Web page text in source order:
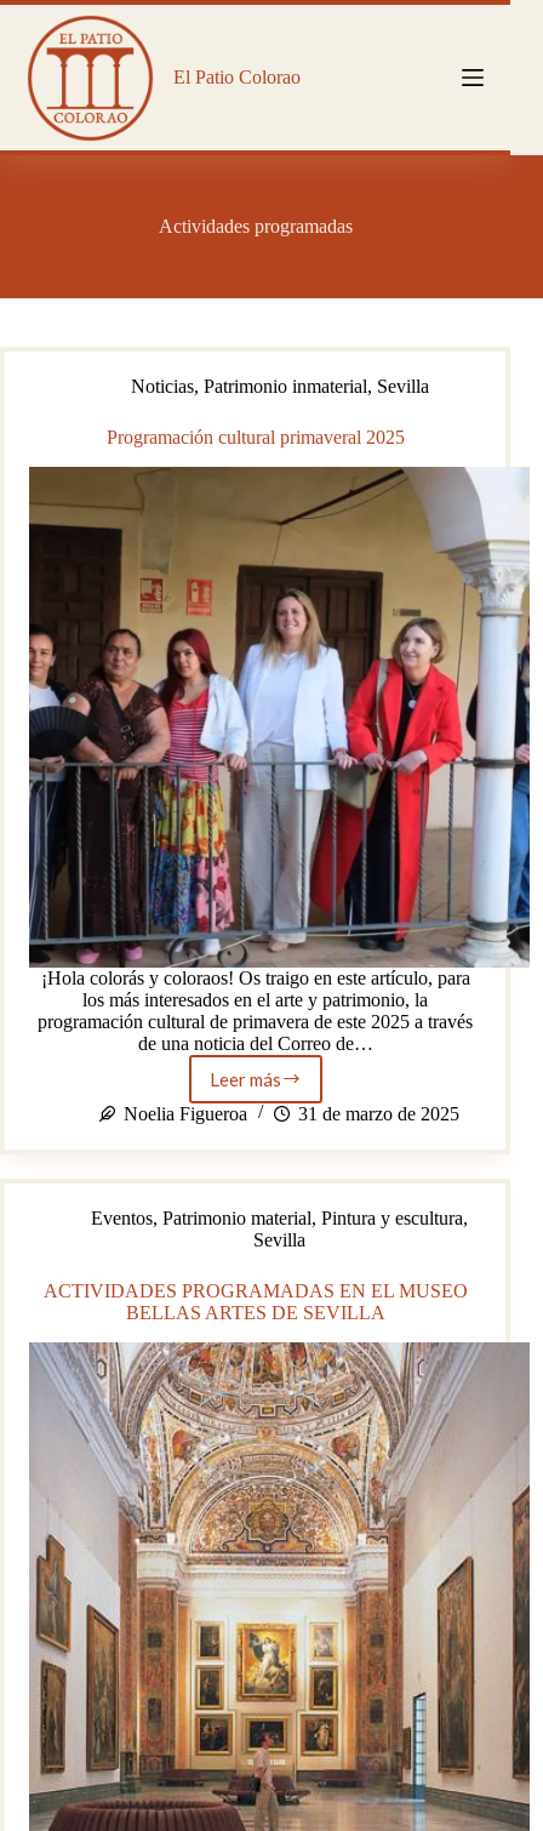
Saltar
contenido
El Patio Colorao
Actividades programadas
Noticias, Patrimonio inmaterial, Sevilla
Programación cultural primaveral 2025
¡Hola colorás y coloraos! Os traigo en este artículo, para
los más interesados en el arte y patrimonio, la
programación cultural de primavera de este 2025 a través
de una noticia del Correo de…
Leer másProgramación
cultural
2025
Noelia Figueroa 31 de marzo de 2025
Eventos,Patrimonio material,Pintura y escultura,
Sevilla
ACTIVIDADES PROGRAMADAS EN EL MUSEO
BELLAS ARTES DE SEVILLA